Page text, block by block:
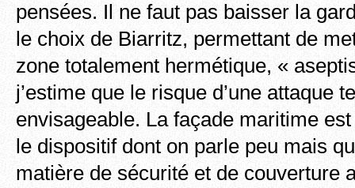
pensées. Il ne faut pas baisser la
le choix de Biarritz, permettant de
zone totalement hermétique, «
j’estime que le risque d’une attaque
envisageable. La façade maritime
le dispositif dont on parle peu mais
matière de sécurité et de couverture